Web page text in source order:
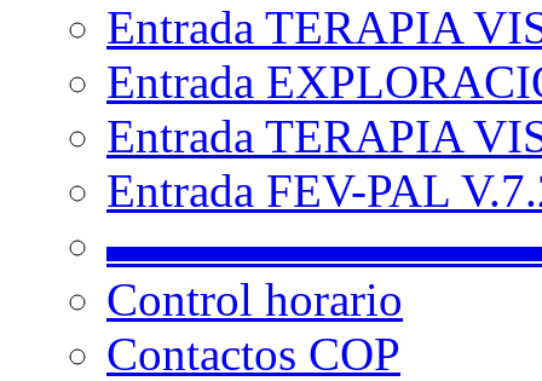
Entrada TERAPIA
Entrada
Entrada TERAPIA
Entrada FEV-PAL
Control horario
Contactos COP